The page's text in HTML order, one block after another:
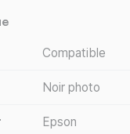
Compatible
Noir photo
Epson